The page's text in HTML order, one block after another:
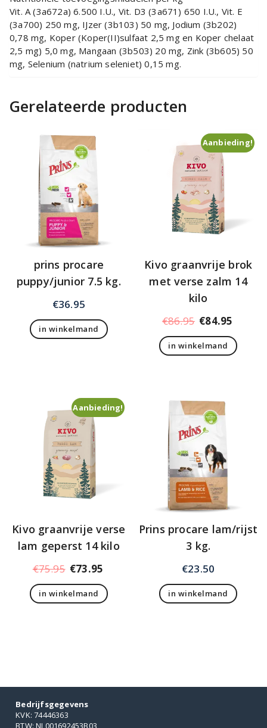
Vit. A (3a672a) 6.500 I.U., Vit. D3 (3a671) 650 I.U., Vit. E
(3a700) 250 mg, IJzer (3b103) 50 mg, Jodium (3b202)
0,78 mg, Koper (Koper(II)sulfaat 2,5 mg en Koper chelaat
2,5 mg) 5,0 mg, Mangaan (3b503) 20 mg, Zink (3b605) 50
mg, Selenium (natrium seleniet) 0,15 mg.
Gerelateerde producten
prins procare
puppy/junior 7.5 kg.
€36.95
in winkelmand
Aanbieding!
Kivo graanvrije brok
met verse zalm 14
kilo
€86.95
prijs
was:
€84.95
is:
in winkelmand
Aanbieding!
Kivo graanvrije verse
lam geperst 14 kilo
€75.95 Oorspronkelijke
prijs
was:
€73.95
is:
in winkelmand
Prins procare lam/rijst
3 kg.
€23.50
in winkelmand
Bedrijfsgegevens
KVK: 74446363
BTW: NL001692453B03